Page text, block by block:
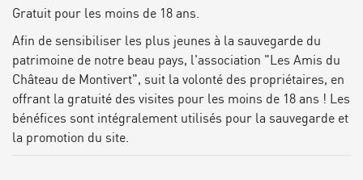
Gratuit pour les moins de 18 ans.
Afin de sensibiliser les plus jeunes à la sauvegarde du
patrimoine de notre beau pays, l'association "Les Amis du
Château de Montivert", suit la volonté des propriétaires, en
offrant la gratuité des visites pour les moins de 18 ans ! Les
bénéfices sont intégralement utilisés pour la sauvegarde et
la promotion du site.